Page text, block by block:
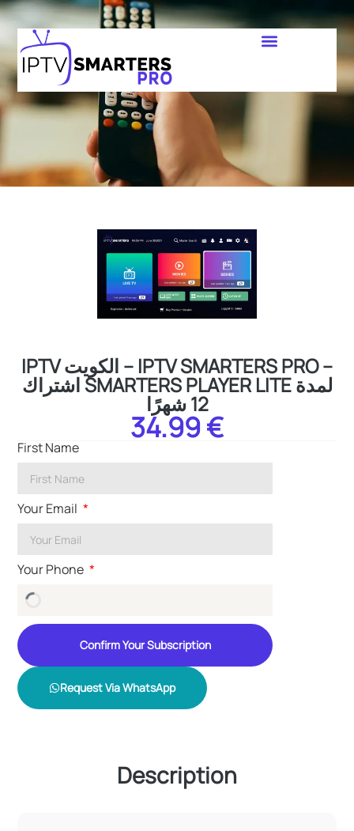
IPTV الكويت – IPTV SMARTERS PRO –
اشتراك SMARTERS PLAYER LITE لمدة
12 شهرًا
34.99 €
First Name
Your Email
Your Phone
Confirm Your Subscription
Request Via WhatsApp
Description